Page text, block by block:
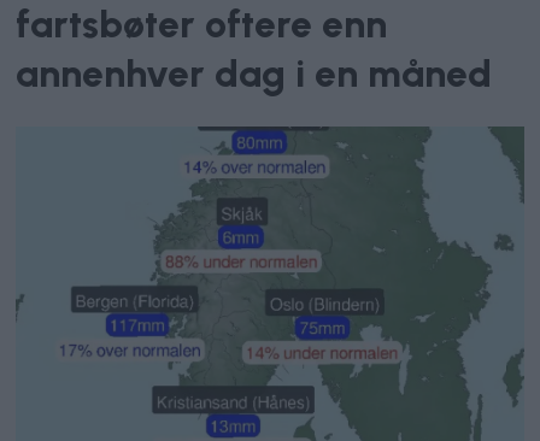
fartsbøter oftere enn
annenhver dag i en måned